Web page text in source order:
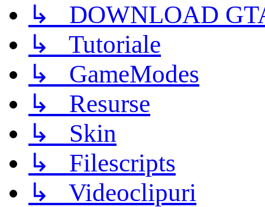
↳ DOWNLOAD
↳ Tutoriale
↳ GameModes
↳ Resurse
↳ Skin
↳ Filescripts
↳ Videoclipuri